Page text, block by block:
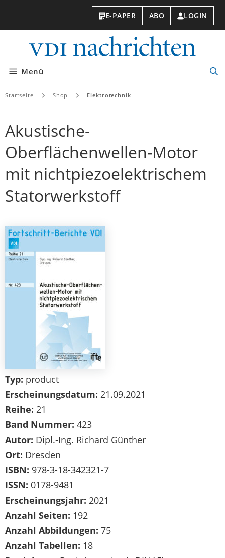
E-PAPER ABO LOGIN
Menü
Startseite Shop Elektrotechnik
Akustische-
Oberflächenwellen-Motor
mit nichtpiezoelektrischem
Statorwerkstoff
Typ: product
Erscheinungsdatum: 21.09.2021
Reihe: 21
Band Nummer: 423
Autor: Dipl.-Ing. Richard Günther
Ort: Dresden
ISBN: 978-3-18-342321-7
ISSN: 0178-9481
Erscheinungsjahr: 2021
Anzahl Seiten: 192
Anzahl Abbildungen: 75
Anzahl Tabellen: 18